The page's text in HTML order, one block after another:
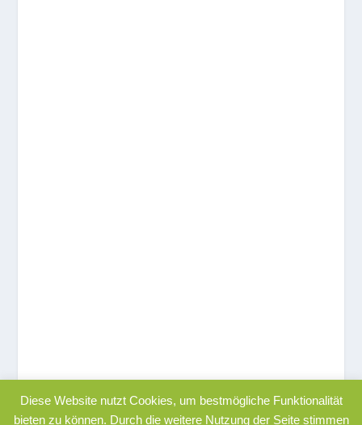
Diese Website nutzt Cookies, um bestmögliche Funktionalität
bieten zu können. Durch die weitere Nutzung der Seite stimmen